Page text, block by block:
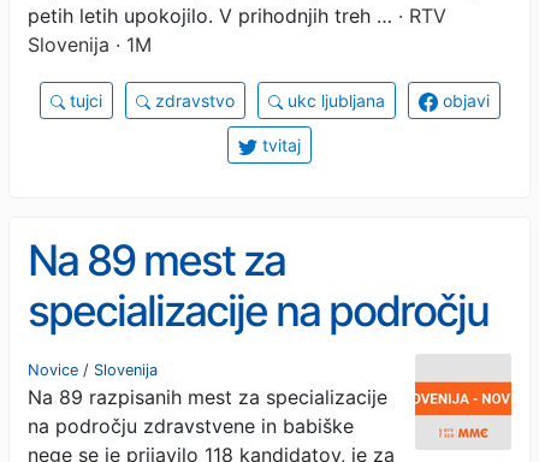
petih letih upokojilo. V prihodnjih treh … · RTV
Slovenija · 1M
tujci zdravstvo ukc ljubljana objavi
tvitaj
Na 89 mest za
specializacije na področju
zdravstvene in babiške
nege za zdaj 118 prijav
Novice / Slovenija
Na 89 razpisanih mest za specializacije
na področju zdravstvene in babiške
nege se je prijavilo 118 kandidatov, je za